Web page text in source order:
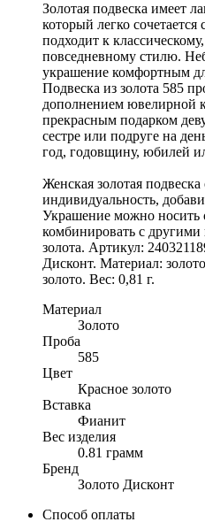
Золотая подвеска имеет
который легко
подходит к
повседневному стилю.
украшение комфортным
Подвеска из золота 585
дополнением ювелирной
прекрасным подарком
сестре или подруге на
год, годовщину, юбилей
Женская золотая
индивидуальность,
Украшение можно носить
комбинировать с
золота. Артикул:
Дисконт. Материал:
золото. Вес: 0,81 г.
Материал
Золото
Проба
585
Цвет
Красное золото
Вставка
Фианит
Вес изделия
0.81 грамм
Бренд
Золото Дисконт
Способ оплаты